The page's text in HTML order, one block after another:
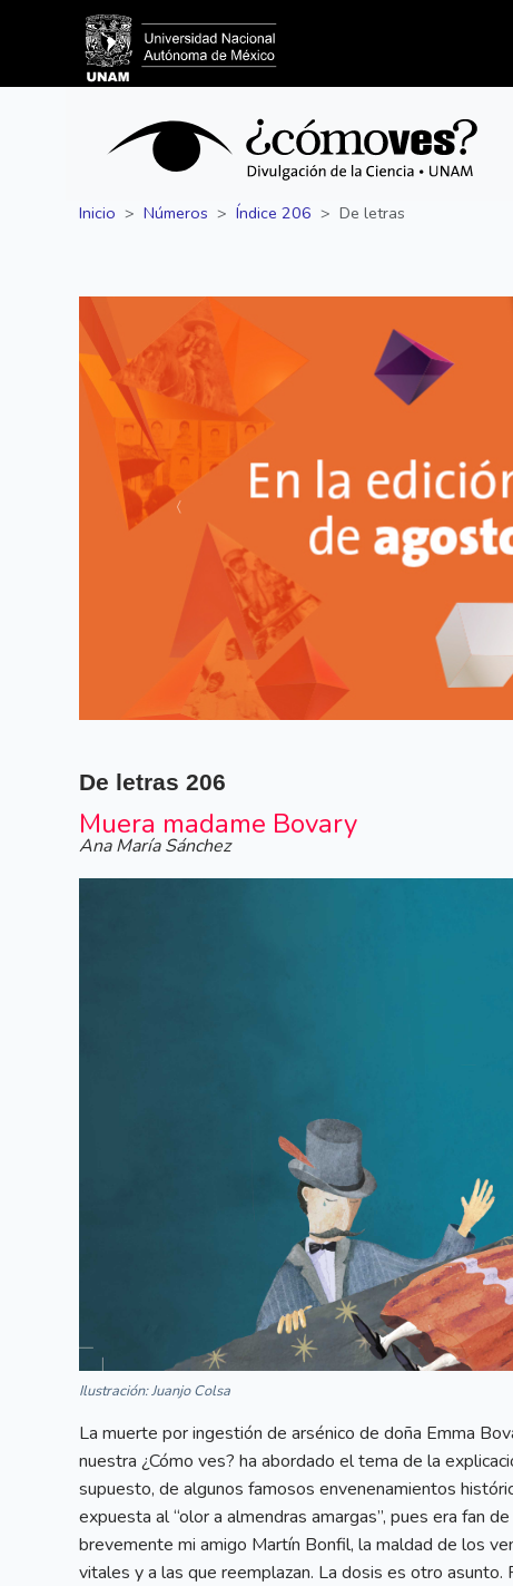
Inicio Números Índice 206 De letras
Siguiente
De letras 206
Muera madame Bovary
Ana María Sánchez
Ilustración: Juanjo Colsa
La muerte por ingestión de arsénico de doña Emma
nuestra ¿Cómo ves? ha abordado el tema de la
supuesto, de algunos famosos envenenamientos
expuesta al “olor a almendras amargas”, pues era fan
brevemente mi amigo Martín Bonfil, la maldad de los
vitales y a las que reemplazan. La dosis es otro